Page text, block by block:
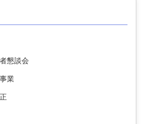
懇談会
業